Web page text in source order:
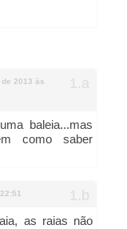
2013 às
baleia...mas
como saber
as raias não